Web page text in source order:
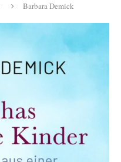
Barbara Demick